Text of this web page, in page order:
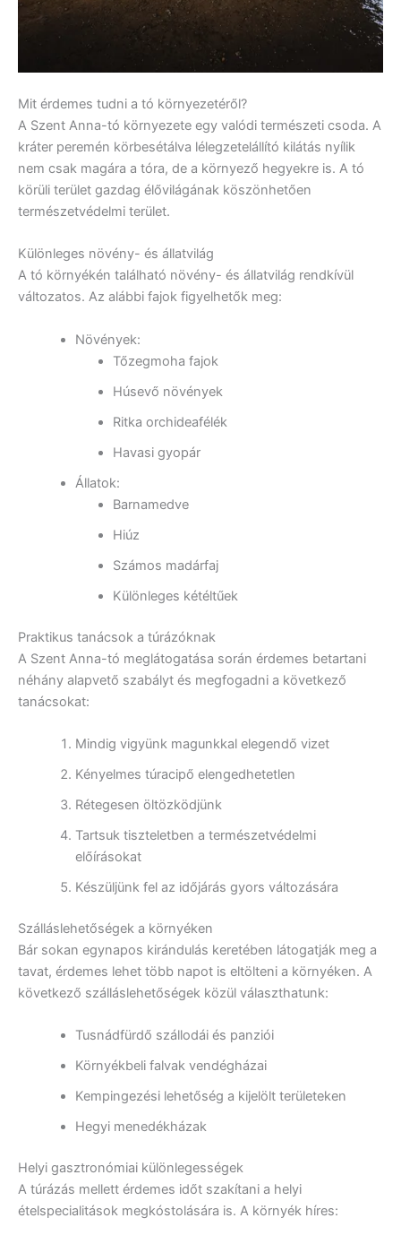
Mit érdemes tudni a tó környezetéről?
A Szent Anna-tó környezete egy valódi természeti csoda. A
kráter peremén körbesétálva lélegzetelállító kilátás nyílik
nem csak magára a tóra, de a környező hegyekre is. A tó
körüli terület gazdag élővilágának köszönhetően
természetvédelmi terület.
Különleges növény- és állatvilág
A tó környékén található növény- és állatvilág rendkívül
változatos. Az alábbi fajok figyelhetők meg:
Növények:
Tőzegmoha fajok
Húsevő növények
Ritka orchideafélék
Havasi gyopár
Állatok:
Barnamedve
Hiúz
Számos madárfaj
Különleges kétéltűek
Praktikus tanácsok a túrázóknak
A Szent Anna-tó meglátogatása során érdemes betartani
néhány alapvető szabályt és megfogadni a következő
tanácsokat:
Mindig vigyünk magunkkal elegendő vizet
Kényelmes túracipő elengedhetetlen
Rétegesen öltözködjünk
Tartsuk tiszteletben a természetvédelmi
előírásokat
Készüljünk fel az időjárás gyors változására
Szálláslehetőségek a környéken
Bár sokan egynapos kirándulás keretében látogatják meg a
tavat, érdemes lehet több napot is eltölteni a környéken. A
következő szálláslehetőségek közül választhatunk:
Tusnádfürdő szállodái és panziói
Környékbeli falvak vendégházai
Kempingezési lehetőség a kijelölt területeken
Hegyi menedékházak
Helyi gasztronómiai különlegességek
A túrázás mellett érdemes időt szakítani a helyi
ételspecialitások megkóstolására is. A környék híres: